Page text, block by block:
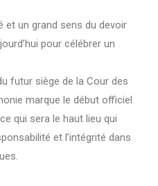
et un grand sens du devoir
pour célébrer un
futur siège de la Cour des
marque le début officiel
qui sera le haut lieu qui
et l’intégrité dans